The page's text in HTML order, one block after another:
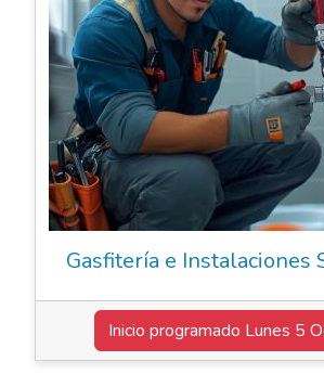
Gasfitería e Instalaciones
Inicio programado Lunes 5